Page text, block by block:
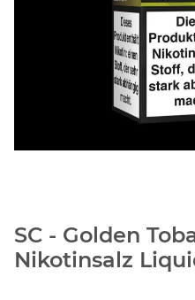
SC - Golden
Nikotinsalz